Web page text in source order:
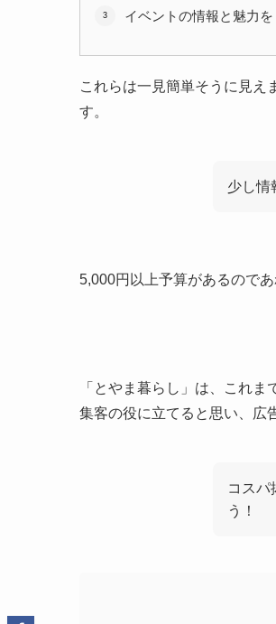
イベントの情報と魅力
これらは一見簡単そうに見え
す。
少し情
5,000円以上予算があるので
「とやま暮らし」は、これま
集客の役に立てると思い、広
コスパ
う！